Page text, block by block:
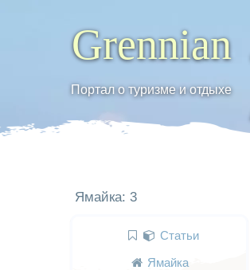
Grennian
Портал о туризме и отдыхе
Ямайка: 3
Статьи
Ямайка